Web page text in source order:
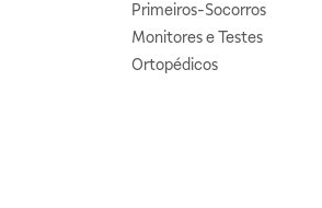
Primeiros-Socorros
Monitores e Testes
Ortopédicos